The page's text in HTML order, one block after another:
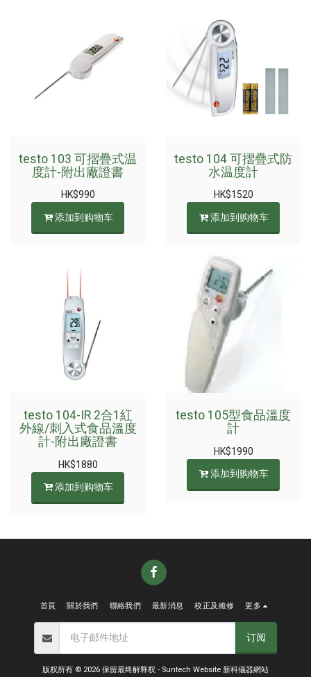
testo 103 可摺疊式温
度計-附出廠證書
HK$990
添加到购物车
testo 104 可摺疊式防
水温度計
HK$1520
添加到购物车
testo 104-IR 2合1紅
外線/刺入式食品溫度
計-附出廠證書
HK$1880
添加到购物车
testo 105型食品溫度
計
HK$1990
添加到购物车
首頁 關於我們 聯絡我們 最新消息 校正及維修 更多
订阅
版权所有 © 2026 保留最终解释权 - Suntech Website 新科儀器網站